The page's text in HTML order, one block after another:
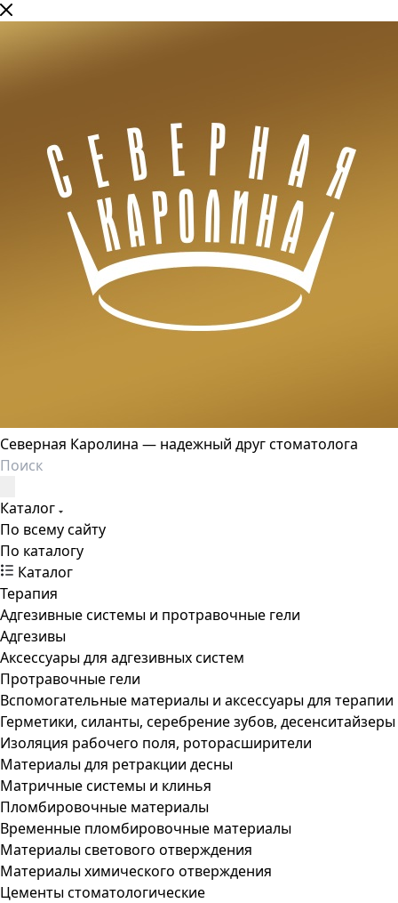
Северная Каролина — надежный друг стоматолога
Каталог
По всему сайту
По каталогу
Каталог
Терапия
Адгезивные системы и протравочные гели
Адгезивы
Аксессуары для адгезивных систем
Протравочные гели
Вспомогательные материалы и аксессуары для терапии
Герметики, силанты, серебрение зубов, десенситайзеры
Изоляция рабочего поля, роторасширители
Материалы для ретракции десны
Матричные системы и клинья
Пломбировочные материалы
Временные пломбировочные материалы
Материалы светового отверждения
Материалы химического отверждения
Цементы стоматологические